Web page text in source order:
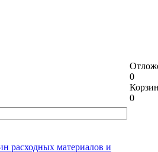
0
0